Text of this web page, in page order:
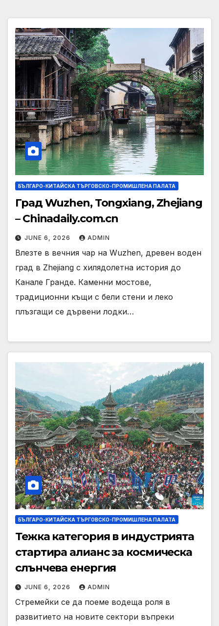
БЪЛГАРО-КИТАЙСКА ТЪРГОВСКО-ПРОМИШЛЕНА ПАЛАТА
Град Wuzhen, Tongxiang, Zhejiang
– Chinadaily.com.cn
JUNE 6, 2026 ADMIN
Влезте в вечния чар на Wuzhen, древен воден
град в Zhejiang с хилядолетна история до
Канале Гранде. Каменни мостове,
традиционни къщи с бели стени и леко
плъзгащи се дървени лодки…
БЪЛГАРО-КИТАЙСКА ТЪРГОВСКО-ПРОМИШЛЕНА ПАЛАТА
Тежка категория в индустрията
стартира алианс за космическа
слънчева енергия
JUNE 6, 2026 ADMIN
Стремейки се да поеме водеща роля в
развитието на новите сектори въпреки